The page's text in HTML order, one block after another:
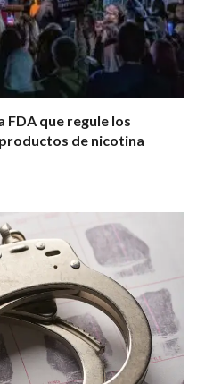
FDA que regule los
de nicotina